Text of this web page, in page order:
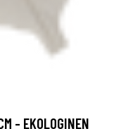
- EKOLOGINEN